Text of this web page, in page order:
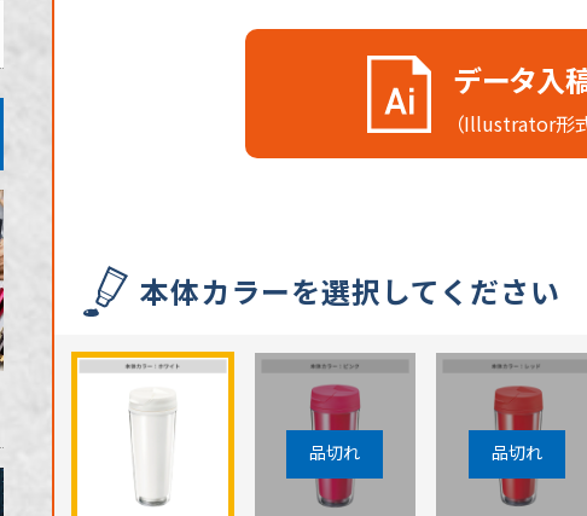
データ入
（Illustrator形式
本体カラーを選択してください